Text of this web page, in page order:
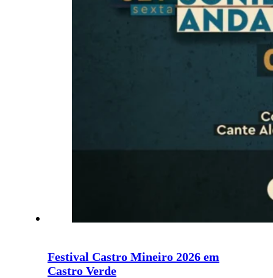
Festival Castro Mineiro 2026 em
Castro Verde